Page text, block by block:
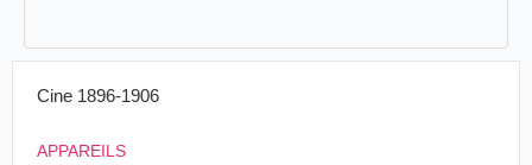
Cine 1896-1906
APPAREILS